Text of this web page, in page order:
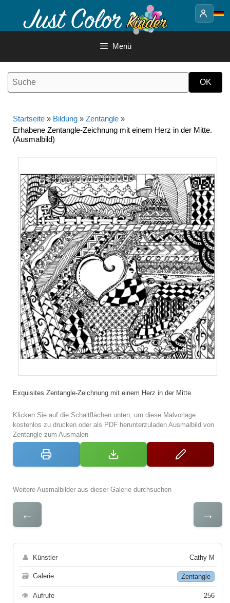
Inhalt
Menü
Startseite » Bildung » Zentangle »
Erhabene Zentangle-Zeichnung mit einem Herz in der Mitte.
(Ausmalbild)
Exquisites Zentangle-Zeichnung mit einem Herz in der Mitte.
Klicken Sie auf die Schaltflächen unten, um diese Malvorlage
kostenlos zu drucken oder als PDF herunterzuladen Ausmalbild von
Zentangle zum Ausmalen
Weitere Ausmalbilder aus dieser Galerie durchsuchen
← →
👤 Künstler Cathy M
🗃 Galerie Zentangle
👁 Aufrufe 256